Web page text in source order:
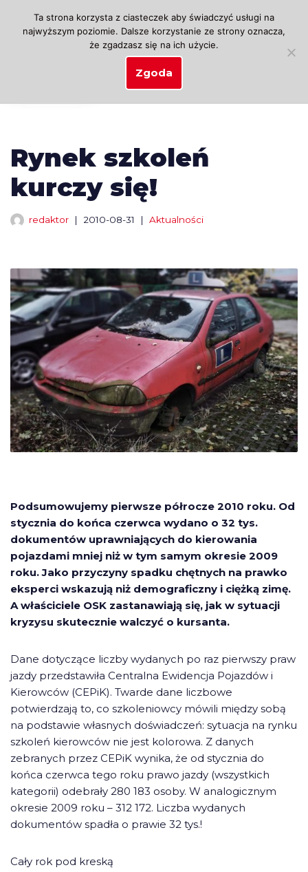
Przejdź
Rynek szkoleń
kurczy się!
redaktor 2010-08-31 Aktualności
Podsumowujemy pierwsze półrocze 2010 roku. Od
stycznia do końca czerwca wydano o 32 tys.
dokumentów uprawniających do kierowania
pojazdami mniej niż w tym samym okresie 2009
roku. Jako przyczyny spadku chętnych na prawko
eksperci wskazują niż demograficzny i ciężką zimę.
A właściciele OSK zastanawiają się, jak w sytuacji
kryzysu skutecznie walczyć o kursanta.
Dane dotyczące liczby wydanych po raz pierwszy praw
jazdy przedstawiła Centralna Ewidencja Pojazdów i
Kierowców (CEPiK). Twarde dane liczbowe
potwierdzają to, co szkoleniowcy mówili między sobą
na podstawie własnych doświadczeń: sytuacja na rynku
szkoleń kierowców nie jest kolorowa. Z danych
zebranych przez CEPiK wynika, że od stycznia do
końca czerwca tego roku prawo jazdy (wszystkich
kategorii) odebrały 280 183 osoby. W analogicznym
okresie 2009 roku – 312 172. Liczba wydanych
dokumentów spadła o prawie 32 tys.!
Cały rok pod kreską
Ta strona korzysta z ciasteczek aby świadczyć usługi na
najwyższym poziomie. Dalsze korzystanie ze strony oznacza,
że zgadzasz się na ich użycie.
Zgoda